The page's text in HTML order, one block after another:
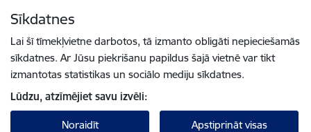
Sīkdatnes
Lai šī tīmekļvietne darbotos, tā izmanto obligāti nepieciešamās
sīkdatnes. Ar Jūsu piekrišanu papildus šajā vietnē var tikt
izmantotas statistikas un sociālo mediju sīkdatnes.
Lūdzu, atzīmējiet savu izvēli:
Noraidīt Apstiprināt visas